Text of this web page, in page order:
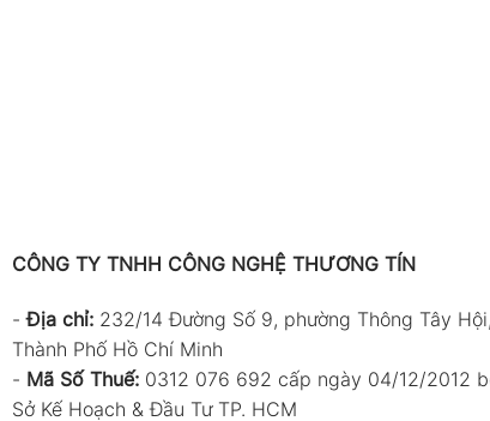
CÔNG TY TNHH CÔNG NGHỆ THƯƠNG TÍN
-Địa chỉ: 232/14 Đường Số 9, phường Thông Tây Hội,
Thành Phố Hồ Chí Minh
- Mã Số Thuế: 0312 076 692 cấp ngày 04/12/2012
Sở Kế Hoạch & Đầu Tư TP. HCM